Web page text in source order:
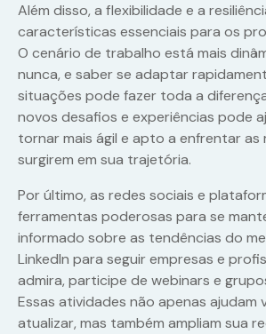
Além disso, a flexibilidade e a
características essenciais para os
O cenário de trabalho está mais
nunca, e saber se adaptar
situações pode fazer toda a
novos desafios e experiências pode
tornar mais ágil e apto a enfrentar as
surgirem em sua trajetória.
Por último, as redes sociais e
ferramentas poderosas para se
informado sobre as tendências do
LinkedIn para seguir empresas e
admira, participe de webinars e
Essas atividades não apenas ajudam
atualizar, mas também ampliam sua